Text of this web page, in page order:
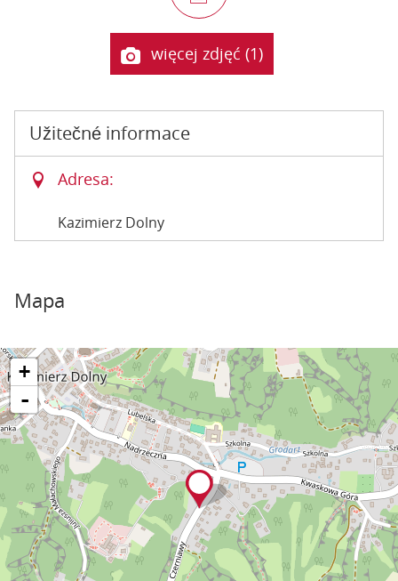
więcej zdjęć (1)
Užitečné informace
Adresa:
Kazimierz Dolny
Mapa
+
-